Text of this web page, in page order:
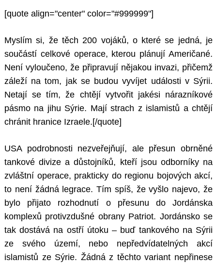
[quote align="center" color="#999999"]
Myslím si, že těch 200 vojáků, o které se jedná, je
součástí celkové operace, kterou plánují Američané.
Není vyloučeno, že připravují nějakou invazi, přičemž
záleží na tom, jak se budou vyvíjet události v Sýrii.
Netají se tím, že chtějí vytvořit jakési nárazníkové
pásmo na jihu Sýrie. Mají strach z islamistů a chtějí
chránit hranice Izraele.[/quote]
USA podrobnosti nezveřejňují, ale přesun obrněné
tankové divize a důstojníků, kteří jsou odborníky na
zvláštní operace, prakticky do regionu bojových akcí,
to není žádná legrace. Tím spíš, že vyšlo najevo, že
bylo přijato rozhodnutí o přesunu do Jordánska
komplexů protivzdušné obrany Patriot. Jordánsko se
tak dostává na ostří útoku – buď tankového na Sýrii
ze svého území, nebo nepředvídatelných akcí
islamistů ze Sýrie. Žádná z těchto variant nepřinese